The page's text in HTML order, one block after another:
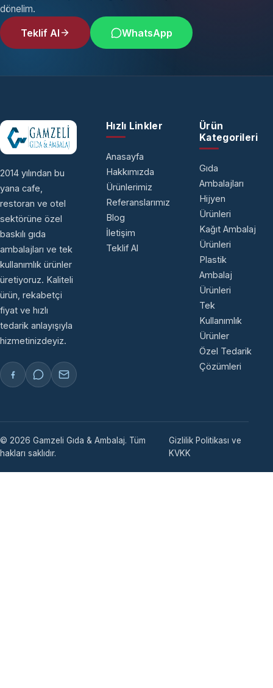
dönelim.
Teklif Al WhatsApp
2014 yılından bu
yana cafe,
restoran ve otel
sektörüne özel
baskılı gıda
ambalajları ve tek
kullanımlık ürünler
üretiyoruz. Kaliteli
ürün, rekabetçi
fiyat ve hızlı
tedarik anlayışıyla
hizmetinizdeyiz.
Hızlı Linkler
Anasayfa
Hakkımızda
Ürünlerimiz
Referanslarımız
Blog
İletişim
Teklif Al
Ürün
Kategorileri
Gıda
Ambalajları
Hijyen
Ürünleri
Kağıt Ambalaj
Ürünleri
Plastik
Ambalaj
Ürünleri
Tek
Kullanımlık
Ürünler
Özel Tedarik
Çözümleri
© 2026 Gamzeli Gıda & Ambalaj. Tüm
hakları saklıdır.
Gizlilik Politikası ve
KVKK